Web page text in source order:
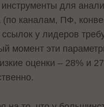
для
(по каналам, ПФ,
у лидеров
момент эти
оценки – 28% и